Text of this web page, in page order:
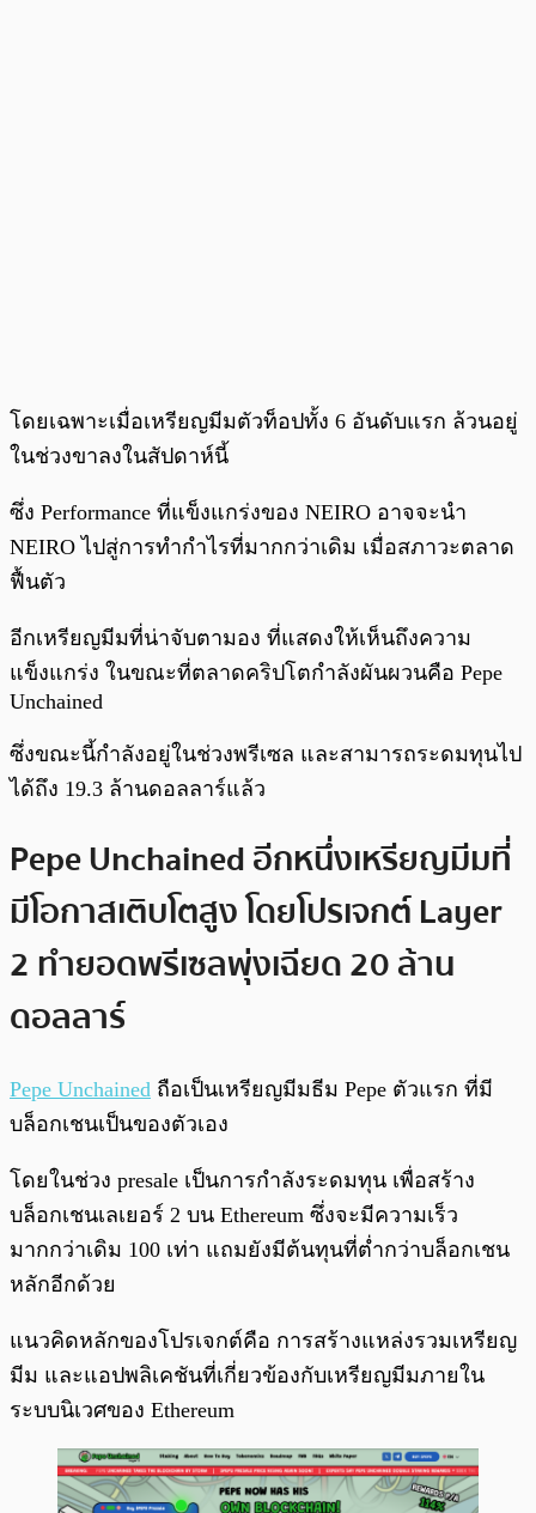
โดยเฉพาะเมื่อเหรียญมีมตัวท็อปทั้ง 6 อันดับแรก ล้วนอยู่
ในช่วงขาลงในสัปดาห์นี้
ซึ่ง Performance ที่แข็งแกร่งของ NEIRO อาจจะนำ
NEIRO ไปสู่การทำกำไรที่มากกว่าเดิม เมื่อสภาวะตลาด
ฟื้นตัว
อีกเหรียญมีมที่น่าจับตามอง ที่แสดงให้เห็นถึงความ
แข็งแกร่ง ในขณะที่ตลาดคริปโตกำลังผันผวนคือ Pepe
Unchained
ซึ่งขณะนี้กำลังอยู่ในช่วงพรีเซล และสามารถระดมทุนไป
ได้ถึง 19.3 ล้านดอลลาร์แล้ว
Pepe Unchained อีกหนึ่งเหรียญมีมที่
มีโอกาสเติบโตสูง โดยโปรเจกต์ Layer
2 ทำยอดพรีเซลพุ่งเฉียด 20 ล้าน
ดอลลาร์
Pepe Unchained ถือเป็นเหรียญมีมธีม Pepe ตัวแรก ที่มี
บล็อกเชนเป็นของตัวเอง
โดยในช่วง presale เป็นการกำลังระดมทุน เพื่อสร้าง
บล็อกเชนเลเยอร์ 2 บน Ethereum ซึ่งจะมีความเร็ว
มากกว่าเดิม 100 เท่า แถมยังมีต้นทุนที่ต่ำกว่าบล็อกเชน
หลักอีกด้วย
แนวคิดหลักของโปรเจกต์คือ การสร้างแหล่งรวมเหรียญ
มีม และแอปพลิเคชันที่เกี่ยวข้องกับเหรียญมีมภายใน
ระบบนิเวศของ Ethereum